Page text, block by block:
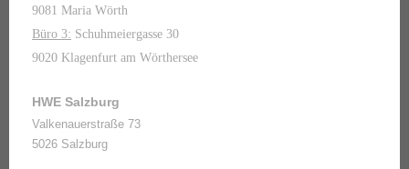
9081 Maria Wörth
Büro 3: Schuhmeiergasse 30
9020 Klagenfurt am Wörthersee
HWE Salzburg
Valkenauerstraße 73
5026 Salzburg